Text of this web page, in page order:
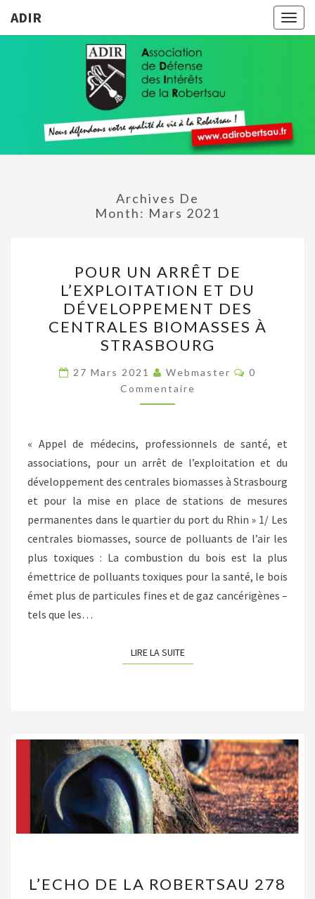
ADIR
ADIR
Votre
Qualité
De Vie À
Robertsau
Archives De
Month: Mars 2021
UN
ARRÊT
DE
L’EXPLOITATION
ET
DU
DÉVELOPPEMENT
DES
BIOMASSES
À
STRASBOURG
POUR UN ARRÊT DE
L’EXPLOITATION ET DU
DÉVELOPPEMENT DES
CENTRALES BIOMASSES À
STRASBOURG
27 Mars 2021 Webmaster
0
Commentaire
« Appel de médecins, professionnels de santé, et
associations, pour un arrêt de l’exploitation et du
développement des centrales biomasses à Strasbourg
et pour la mise en place de stations de mesures
permanentes dans le quartier du port du Rhin » 1/ Les
centrales biomasses, source de polluants de l’air les
plus toxiques : La combustion du bois est la plus
émettrice de polluants toxiques pour la santé, le bois
émet plus de particules fines et de gaz cancérigènes –
tels que les…
LIRE LA SUITELIRE LA SUITE
DE
L’ECHO DE LA ROBERTSAU 278